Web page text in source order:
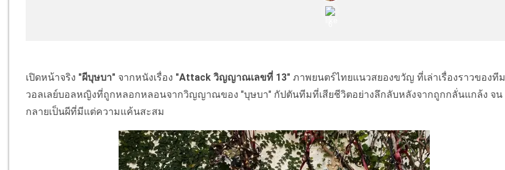
เปิดหน้าจริง "ผีบุษบา" จากหนังเรื่อง "Attack วิญญาณเลขที่ 13" ภาพยนตร์ไทยแนวสยองขวัญ ที่เล่าเรื่องราวของทีม
วอลเลย์บอลหญิงที่ถูกหลอกหลอนจากวิญญาณของ "บุษบา" กัปตันทีมที่เสียชีวิตอย่างลึกลับหลังจากถูกกลั่นแกล้ง จน
กลายเป็นผีที่มีแต่ความแค้นสะสม